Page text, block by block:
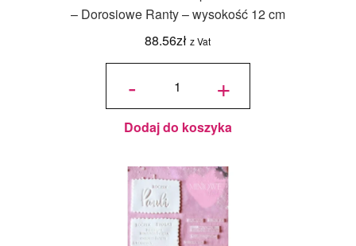
– Dorosiowe Ranty – wysokość 12 cm
88.56zł z Vat
-
ilość Rant
do
pieczenia
tortów i
ciast -
Dorosiowe
wysokość
12 cm
+
Dodaj do koszyka